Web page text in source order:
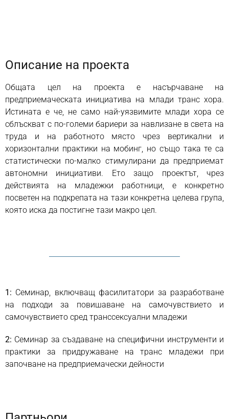
Описание на проекта
Общата цел на проекта е насърчаване на
предприемаческата инициатива на млади транс хора.
Истината е че, не само най-уязвимите млади хора се
сблъскват с по-големи бариери за навлизане в света на
труда и на работното място чрез вертикални и
хоризонтални практики на мобинг, но също така те са
статистически по-малко стимулирани да предприемат
автономни инициативи. Ето защо проектът, чрез
действията на младежки работници, е конкретно
посветен на подкрепата на тази конкретна целева група,
която иска да постигне тази макро цел.
1: Семинар, включващ фасилитатори за разработване
на подходи за повишаване на самочувствието и
самочувствието сред транссексуални младежи
2: Семинар за създаване на специфични инструменти и
практики за придружаване на транс младежи при
започване на предприемачески дейности